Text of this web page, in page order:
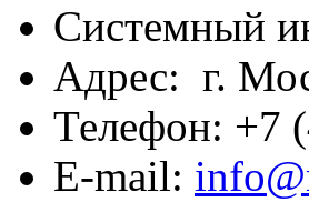
Системный
Адрес: г.
Телефон: +7
E-mail: